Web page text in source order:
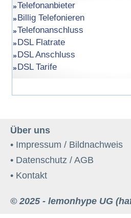
Telefonanbieter
Billig Telefonieren
Telefonanschluss
DSL Flatrate
DSL Anschluss
DSL Tarife
Über uns
• Impressum / Bildnachweis
• Datenschutz / AGB
• Kontakt
© 2025 - lemonhype UG